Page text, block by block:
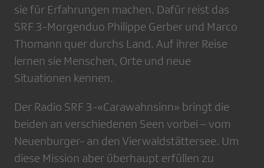
sie für Erfahrungen machen. Dafür reist das
SRF 3-Morgenduo Philippe Gerber und Marco
Thomann quer durchs Land. Auf ihrer Reise
lernen sie Menschen, Orte und neue
Situationen kennen.
Der Radio SRF 3-«Carawahnsinn» bringt die
beiden an verschiedenen Seen vorbei – vom
Neuenburger- an den Vierwaldstättersee. Um
diese Mission aber überhaupt erfüllen zu